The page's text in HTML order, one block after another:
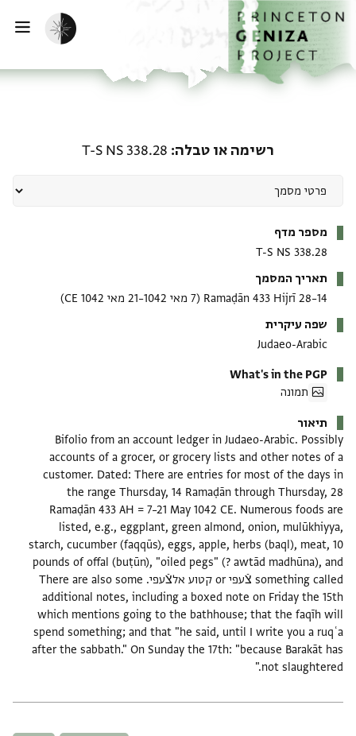
לתוכןהבית
הפעלת מצב כהה
רשימה או טבלה T-S NS 338.28
מספר מדף
T-S NS 338.28
תאריך המסמך
14–28 Ramaḍān 433 Hijrī
(7 מאי 1042–21 מאי 1042 CE)
שפה עיקרית
Judaeo-Arabic
What's in the PGP
תמונה
תיאור
Bifolio from an account ledger in Judaeo-Arabic. Possibly
accounts of a grocer, or grocery lists and other notes of a
customer. Dated: There are entries for most of the days in
the range Thursday, 14 Ramaḍān through Thursday, 28
Ramaḍān 433 AH = 7–21 May 1042 CE. Numerous foods are
listed, e.g., eggplant, green almond, onion, mulūkhiyya,
starch, cucumber (faqqūs), eggs, apple, herbs (baql), meat, 10
pounds of offal (buṭūn), "oiled pegs" (? awtād madhūna), and
something called צֿעפי or קטוע אלצֿעפי. There are also some
additional notes, including a boxed note on Friday the 15th
which mentions going to the bathhouse; that the faqīh will
spend something; and that "he said, until I write you a ruqʿa
after the sabbath." On Sunday the 17th: "because Barakāt has
not slaughtered."